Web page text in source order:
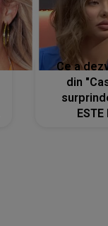
Ce a
din